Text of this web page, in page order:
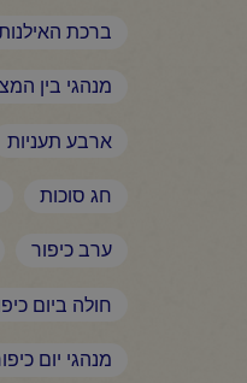
ברכת
מנהגי בין
ארבע תעניות
חג סוכות
ערב כיפור
חולה ביום
מנהגי יום